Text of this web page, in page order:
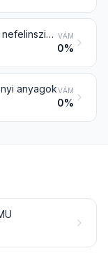
Földpát; leucit; nefelin és nefelinszienit; folypát VÁM
0%
anyagokVÁM
0%